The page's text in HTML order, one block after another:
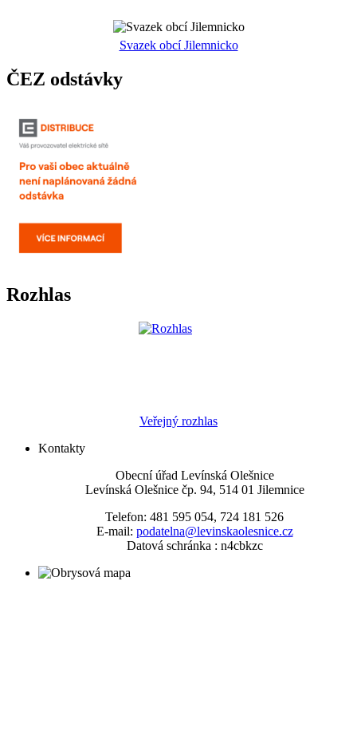
Svazek obcí Jilemnicko
ČEZ odstávky
Rozhlas
Veřejný rozhlas
Kontakty
Obecní úřad Levínská Olešnice
Levínská Olešnice čp. 94, 514 01 Jilemnice
Telefon: 481 595 054, 724 181 526
E-mail: podatelna@levinskaolesnice.cz
Datová schránka : n4cbkzc